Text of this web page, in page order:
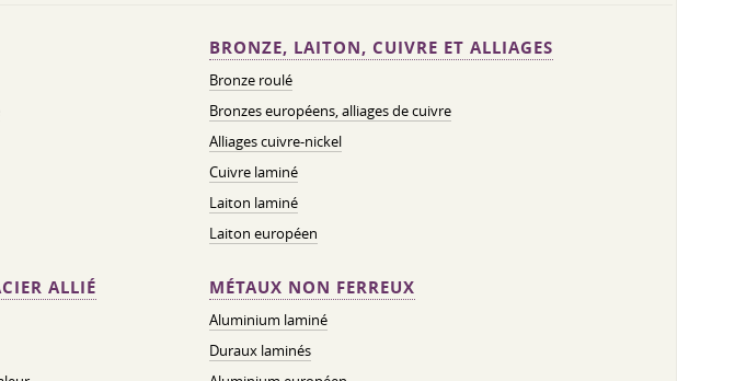
BRONZE, LAITON, CUIVRE ET ALLIAGES
Bronze roulé
Bronzes européens, alliages de cuivre
Alliages cuivre-nickel
Cuivre laminé
Laiton laminé
Laiton européen
ALLIÉ MÉTAUX NON FERREUX
Aluminium laminé
Duraux laminés